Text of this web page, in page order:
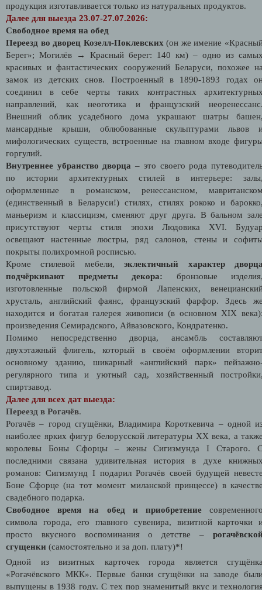
продукция изготавливается только из натуральных продуктов.
Далее для выезда 23.07-27.07.2026:
Свободное время на обед
Переезд во дворец Козелл-Поклевских (он же имение
Берег»; Могилёв → Красный берег: 140 км) – одно из
красивых и фантастических сооружений Беларуси, похожее
замок из детских снов. Построенный в 1890-1893 годах
соединил в себе черты таких контрастных
направлений, как неоготика и французский
Внешний облик усадебного дома украшают шатры
мансардные крыши, облюбованные скульптурами львов
мифологических существ, встроенные на главном входе
горгулий.
Внутреннее убранство дворца – это своего рода
по истории архитектурных стилей в интерьере:
оформленные в романском, ренессансном,
(единственный в Беларуси!) стилях, стилях рококо и
маньеризм и классицизм, сменяют друг друга. В бальном
присутствуют черты стиля эпохи Людовика XVI.
освещают настенные люстры, ряд салонов, стены и
покрыты полихромной росписью.
Кроме стилевой мебели,эклектичный характер
подчёркивают предметы декора: бронзовые
изготовленные польской фирмой Лапенских,
хрусталь, английский фаянс, французский фарфор. Здесь
находится и богатая галерея живописи (в основном XIX
произведения Семирадского, Айвазовского, Кондратенко.
Помимо непосредственно дворца, ансамбль
двухэтажный флигель, который в своём оформлении
основному зданию, шикарный «английский парк»
регулярного типа и уютный сад, хозяйственный
спиртзавод.
Далее для всех дат выезда:
Переезд в Рогачёв.
Рогачёв – город сгущёнки, Владимира Короткевича – одной
наиболее ярких фигур белорусской литературы XX века, а
королевы Боны Сфорцы – жены Сигизмунда I Старого.
последними связана удивительная история в духе
романов: Сигизмунд I подарил Рогачёв своей будущей
Боне Сфорце (на тот момент миланской принцессе) в
свадебного подарка.
Свободное время на обед и приобретение
символа города, его главного сувенира, визитной карточки
просто вкусного воспоминания о детстве –
сгущенки (самостоятельно и за доп. плату)*!
Одной из визитных карточек города является
«Рогачёвского МКК». Первые банки сгущёнки на заводе
выпущены в 1938 году. С тех пор знаменитый вкус и